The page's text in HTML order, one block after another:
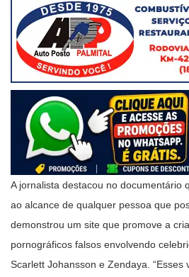
A jornalista destacou no documentário
ao alcance de qualquer pessoa que
demonstrou um site que promove a
pornográficos falsos envolvendo
Scarlett Johansson e Zendaya.